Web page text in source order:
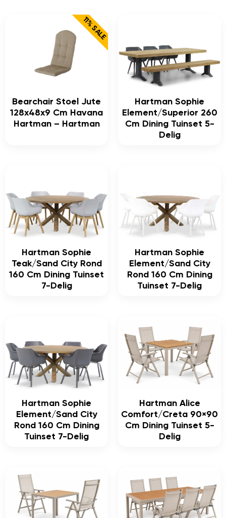
11% SALE
Bearchair Stoel Jute
128x48x9 Cm Havana
Hartman – Hartman
Hartman Sophie
Element/Superior 260
Cm Dining Tuinset 5-
Delig
Hartman Sophie
Teak/Sand City Rond
160 Cm Dining Tuinset
7-Delig
Hartman Sophie
Element/Sand City
Rond 160 Cm Dining
Tuinset 7-Delig
Hartman Sophie
Element/Sand City
Rond 160 Cm Dining
Tuinset 7-Delig
Hartman Alice
Comfort/Creta 90×90
Cm Dining Tuinset 5-
Delig